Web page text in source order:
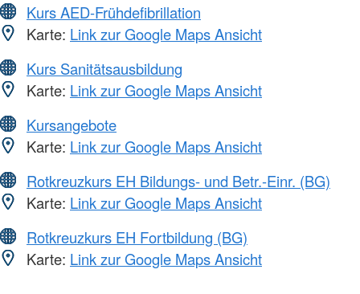
Kurs AED-Frühdefibrillation
Karte: Link zur Google Maps Ansicht
Kurs Sanitätsausbildung
Karte: Link zur Google Maps Ansicht
Kursangebote
Karte: Link zur Google Maps Ansicht
Rotkreuzkurs EH Bildungs- und Betr.-Einr. (BG)
Karte: Link zur Google Maps Ansicht
Rotkreuzkurs EH Fortbildung (BG)
Karte: Link zur Google Maps Ansicht